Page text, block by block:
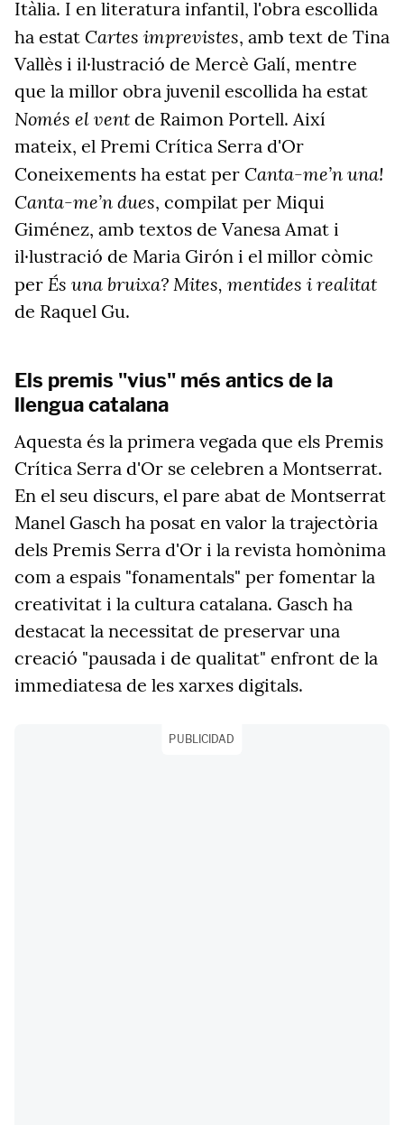
Itàlia. I en literatura infantil, l'obra escollida
ha estat Cartes imprevistes, amb text de Tina
Vallès i il·lustració de Mercè Galí, mentre
que la millor obra juvenil escollida ha estat
Només el vent de Raimon Portell. Així
mateix, el Premi Crítica Serra d'Or
Coneixements ha estat per Canta-me’n una!
Canta-me’n dues, compilat per Miqui
Giménez, amb textos de Vanesa Amat i
il·lustració de Maria Girón i el millor còmic
per És una bruixa? Mites, mentides i realitat
de Raquel Gu.
Els premis "vius" més antics de la
llengua catalana
Aquesta és la primera vegada que els Premis
Crítica Serra d'Or se celebren a Montserrat.
En el seu discurs, el pare abat de Montserrat
Manel Gasch ha posat en valor la trajectòria
dels Premis Serra d'Or i la revista homònima
com a espais "fonamentals" per fomentar la
creativitat i la cultura catalana. Gasch ha
destacat la necessitat de preservar una
creació "pausada i de qualitat" enfront de la
immediatesa de les xarxes digitals.
PUBLICIDAD